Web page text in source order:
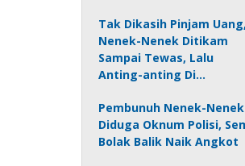
Tak Dikasih Pinjam Uang,
Nenek-Nenek Ditikam
Sampai Tewas, Lalu
Anting-anting Di…
Pembunuh Nenek-Nenek
Diduga Oknum Polisi,
Bolak Balik Naik Angkot